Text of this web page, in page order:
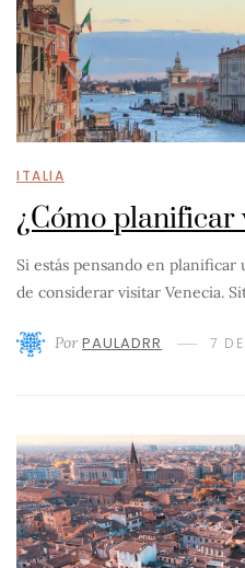
ITALIA
¿Cómo planificar
Si estás pensando en
de considerar visitar Venecia.
Por PAULADRR 7